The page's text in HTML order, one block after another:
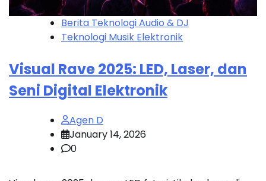
Berita Teknologi Audio & DJ
Teknologi Musik Elektronik
Visual Rave 2025: LED, Laser, dan
Seni Digital Elektronik
Agen D
January 14, 2026
0